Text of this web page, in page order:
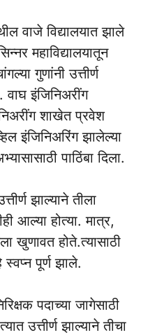
वाजे विद्यालयात झाले
महाविद्यालयातून
गुणांनी उत्तीर्ण
इंजिनिअरींग
शाखेत प्रवेश
इंजिनिअरिंग झालेल्या
पाठिंबा दिला.
झाल्याने तीला
आल्या होत्या. मात्र,
खुणावत होते.त्यासाठी
पूर्ण झाले.
पदाच्या जागेसाठी
उत्तीर्ण झाल्याने तीचा